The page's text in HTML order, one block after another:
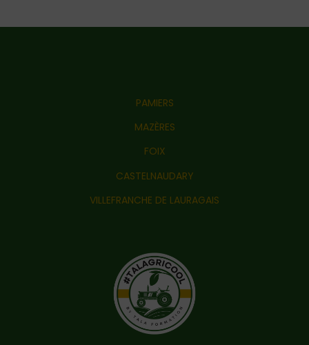
PAMIERS
MAZÈRES
FOIX
CASTELNAUDARY
VILLEFRANCHE DE LAURAGAIS